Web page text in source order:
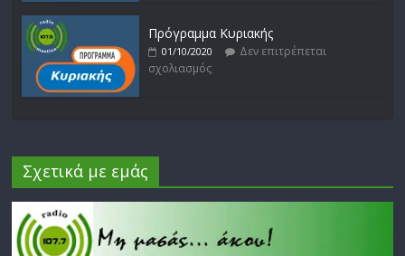
Πρόγραμμα Κυριακής
01/10/2020
Δεν επιτρέπεται
σχολιασμός
Σχετικά με εμάς